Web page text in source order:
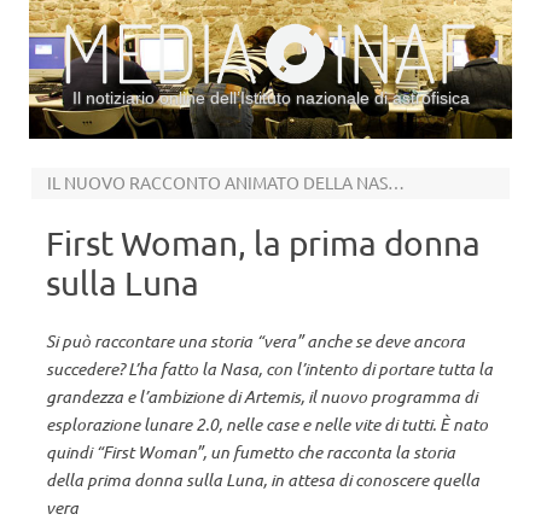
Il notiziario online dell’Istituto nazionale di astrofisica
IL NUOVO RACCONTO ANIMATO DELLA NASA IN VISTA DI ARTEMIS
First Woman, la prima donna
sulla Luna
Si può raccontare una storia “vera” anche se deve ancora
succedere? L’ha fatto la Nasa, con l’intento di portare tutta la
grandezza e l’ambizione di Artemis, il nuovo programma di
esplorazione lunare 2.0, nelle case e nelle vite di tutti. È nato
quindi “First Woman”, un fumetto che racconta la storia
della prima donna sulla Luna, in attesa di conoscere quella
vera